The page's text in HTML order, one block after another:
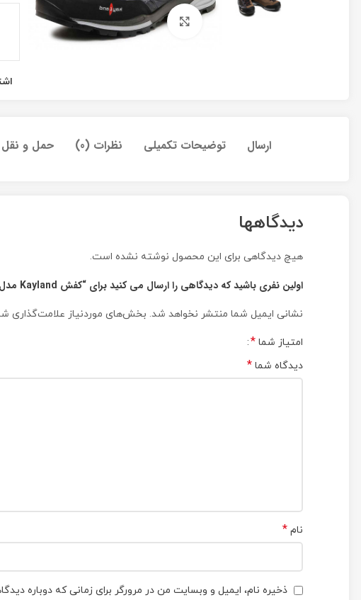
برای بزرگنمایی کلیک کنید
ارسال توضیحات تکمیلی نظرات (0) حمل و نقل
دیدگاهها
هیچ دیدگاهی برای این محصول نوشته نشده است.
اولین نفری باشید که دیدگاهی را ارسال می کنید برای “کفش Kayland مدل Cross Ground”
نشانی ایمیل شما منتشر نخواهد شد. بخش‌های موردنیاز علامت‌گذاری
امتیاز شما *
دیدگاه شما *
نام *
ذخیره نام، ایمیل و وبسایت من در مرورگر برای زمانی که دوباره